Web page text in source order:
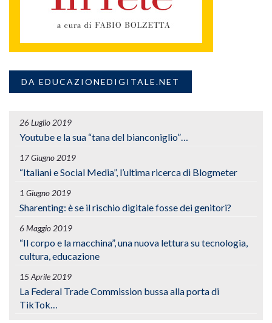
DA EDUCAZIONEDIGITALE.NET
26 Luglio 2019
Youtube e la sua “tana del bianconiglio”…
17 Giugno 2019
“Italiani e Social Media”, l’ultima ricerca di Blogmeter
1 Giugno 2019
Sharenting: è se il rischio digitale fosse dei genitori?
6 Maggio 2019
“Il corpo e la macchina”, una nuova lettura su tecnologia,
cultura, educazione
15 Aprile 2019
La Federal Trade Commission bussa alla porta di
TikTok…